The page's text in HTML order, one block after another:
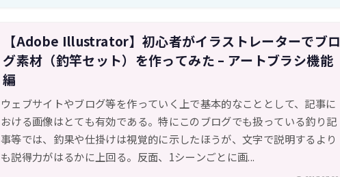
【Adobe Illustrator】初心者がイラストレーターでブロ
グ素材（釣竿セット）を作ってみた – アートブラシ機能
編
ウェブサイトやブログ等を作っていく上で基本的なこととして、記事に
おける画像はとても有効である。特にこのブログでも扱っている釣り記
事等では、釣果や仕掛けは視覚的に示したほうが、文字で説明するより
も説得力がはるかに上回る。反面、1シーンごとに画...